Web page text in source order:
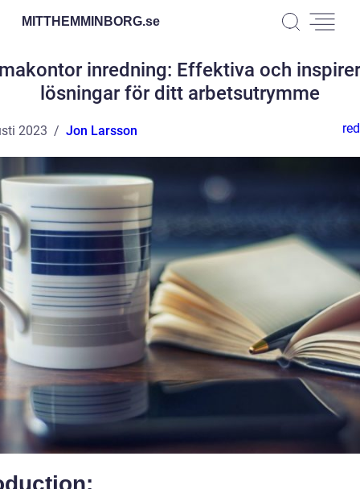
MITTHEMMINBORG.se
inredning: Effektiva och
lösningar för ditt arbetsutrymme
2023 Jon Larsson